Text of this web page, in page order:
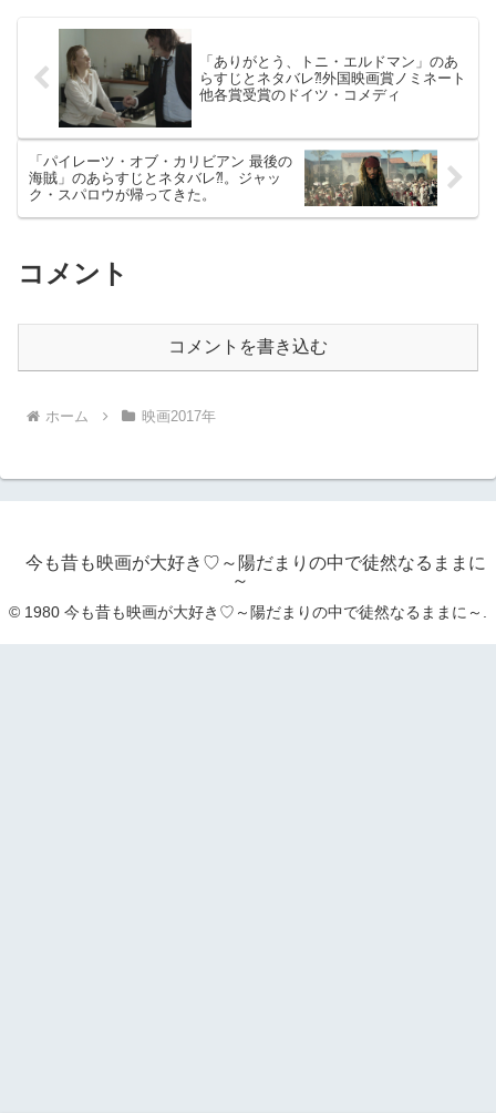
「ありがとう、トニ・エルドマン」のあ
らすじとネタバレ⁈外国映画賞ノミネート
他各賞受賞のドイツ・コメディ
「パイレーツ・オブ・カリビアン 最後の
海賊」のあらすじとネタバレ⁈。ジャッ
ク・スパロウが帰ってきた。
コメント
コメントを書き込む
ホーム 映画2017年
今も昔も映画が大好き♡～陽だまりの中で徒然なるままに
～
© 1980 今も昔も映画が大好き♡～陽だまりの中で徒然なるままに～.